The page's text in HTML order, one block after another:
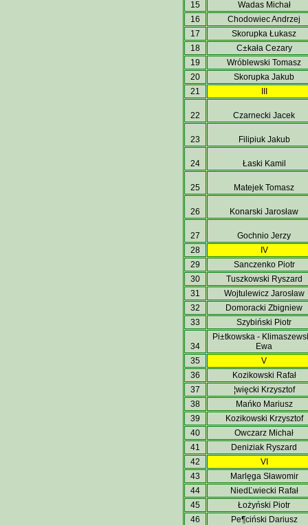
15
Wadas Michał
16
Chodowiec Andrzej
17
Skorupka Łukasz
18
C±kała Cezary
19
Wróblewski Tomasz
20
Skorupka Jakub
21
22 Czarnecki Jacek
23 Filipiuk Jakub
24 Łaski Kamil
25 Matejek Tomasz
26 Konarski Jarosław
27
Gochnio Jerzy
28
IV
29
Sanczenko Piotr
30
Tuszkowski Ryszard
31
Wojtulewicz Jarosław
32
Domoracki Zbigniew
33
Szybiński Piotr
34
Pi±tkowska -
Ewa
35
V
36
Kozikowski Rafał
37
¦więcki Krzysztof
38
Mańko Mariusz
39
Kozikowski Krzysztof
40
Owczarz Michał
41
Deniziak Ryszard
42
VI
43
Marlęga Sławomir
44
NiedĽwiecki Rafał
45
Łożyński Piotr
46
Pe¶ciński Dariusz